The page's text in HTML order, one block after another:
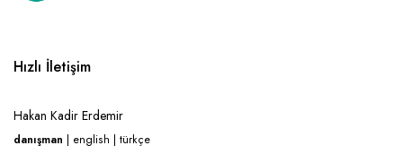
Hızlı İletişim
Hakan Kadir Erdemir
danışman | english | türkçe